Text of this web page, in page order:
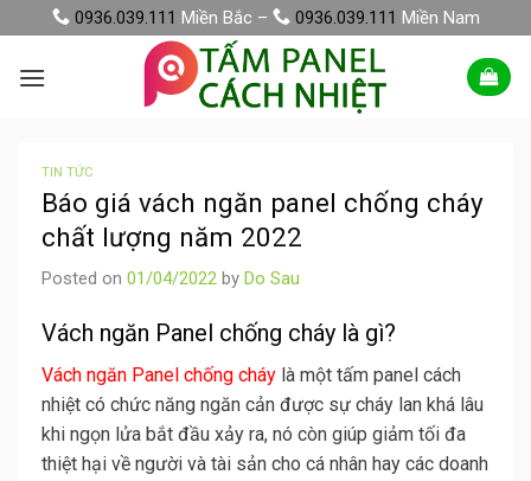
to
content
0936.039.111 Miền Bắc – 0936.039.111 Miền Nam
TIN TỨC
Báo giá vách ngăn panel chống cháy
chất lượng năm 2022
Posted on 01/04/2022 by Do Sau
Vách ngăn Panel chống cháy là gì?
Vách ngăn Panel chống cháy là một tấm panel cách
nhiệt có chức năng ngăn cản được sự cháy lan khá lâu
khi ngọn lửa bắt đầu xảy ra, nó còn giúp giảm tối đa
thiệt hại về người và tài sản cho cá nhân hay các doanh